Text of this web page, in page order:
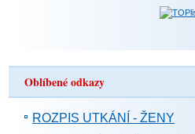
Oblíbené odkazy
ROZPIS UTKÁNÍ - ŽENY